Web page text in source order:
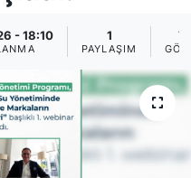
- 18:10 1
PAYLAŞIM